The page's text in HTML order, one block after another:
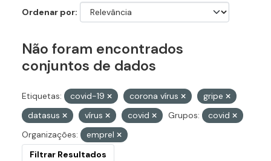
Ordenar por
Não foram encontrados
conjuntos de dados
Etiquetas: covid-19 corona vírus
gripe
datasus
vírus covid Grupos:
covid
Organizações:
emprel
Filtrar Resultados